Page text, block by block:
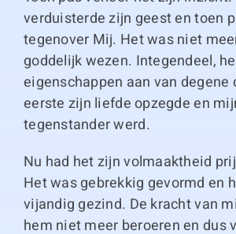
verduisterde zijn geest en toen
tegenover Mij. Het was niet
goddelijk wezen. Integendeel,
eigenschappen aan van degene
eerste zijn liefde opzegde en
tegenstander werd.
Nu had het zijn volmaaktheid
Het was gebrekkig gevormd en
vijandig gezind. De kracht van
hem niet meer beroeren en dus